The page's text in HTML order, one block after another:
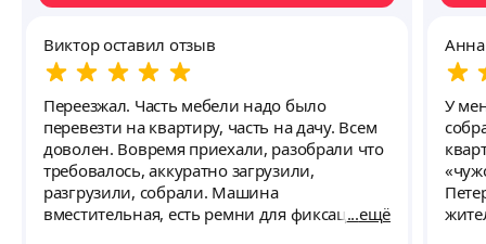
Виктор оставил отзыв
Переезжал. Часть мебели надо было
перевезти на квартиру, часть на дачу. Всем
доволен. Вовремя приехали, разобрали что
требовалось, аккуратно загрузили,
разгрузили, собрали. Машина
вместительная, есть ремни для фиксацииещё
Анна
У